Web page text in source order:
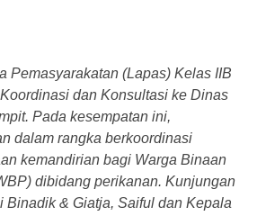
Pemasyarakatan (Lapas) Kelas IIB
dan Konsultasi ke Dinas
Pada kesempatan ini,
dalam rangka berkoordinasi
kemandirian bagi Warga Binaan
dibidang perikanan. Kunjungan
Binadik & Giatja, Saiful dan Kepala